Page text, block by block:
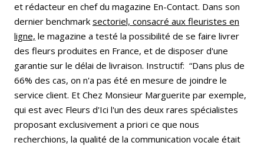
et rédacteur en chef du magazine En-Contact. Dans son
dernier benchmark sectoriel, consacré aux fleuristes en
ligne, le magazine a testé la possibilité de se faire livrer
des fleurs produites en France, et de disposer d'une
garantie sur le délai de livraison. Instructif: “Dans plus de
66% des cas, on n'a pas été en mesure de joindre le
service client. Et Chez Monsieur Marguerite par exemple,
qui est avec Fleurs d'Ici l'un des deux rares spécialistes
proposant exclusivement a priori ce que nous
recherchions, la qualité de la communication vocale était